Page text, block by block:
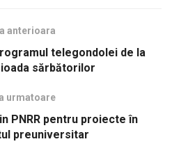
anterioara
telegondolei de la
sărbătorilor
urmatoare
PNRR pentru proiecte în
preuniversitar